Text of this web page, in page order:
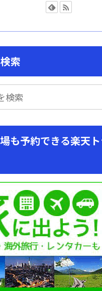
索
も予約できる楽天